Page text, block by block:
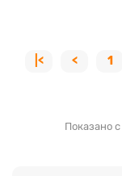
|< < 1
Показано